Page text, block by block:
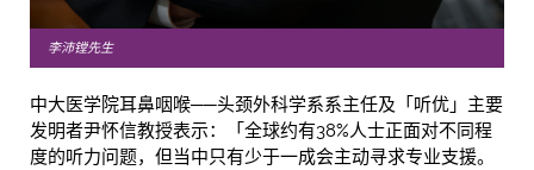
李沛镗先生
中大医学院耳鼻咽喉──头颈外科学系系主任及「听优」主要
发明者尹怀信教授表示：「全球约有38%人士正面对不同程
度的听力问题，但当中只有少于一成会主动寻求专业支援。